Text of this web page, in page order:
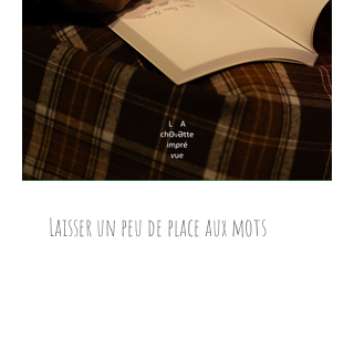
Laisser un peu de place aux mots